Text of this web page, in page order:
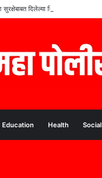
सुरक्षेबाबत दिलेल्या निवेदनाची तात्काळ दखल
Education Health Social